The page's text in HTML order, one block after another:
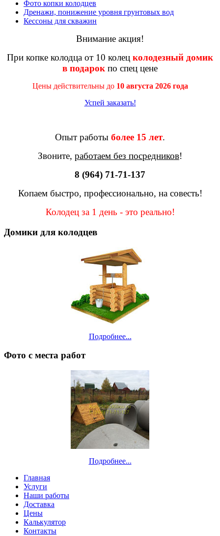
Фото копки колодцев
Дренажи, понижение уровня грунтовых вод
Кессоны для скважин
Внимание акция!
При копке колодца от 10 колец колодезный домик
в подарок по спец цене
Цены действительны до 10 августа 2026 года
Успей заказать!
Опыт работы более 15 лет.
Звоните, работаем без посредников!
8 (964) 71-71-137
Копаем быстро, профессионально, на совесть!
Колодец за 1 день - это реально!
Домики для колодцев
Подробнее...
Фото с места работ
Подробнее...
Главная
Услуги
Наши работы
Доставка
Цены
Калькулятор
Контакты